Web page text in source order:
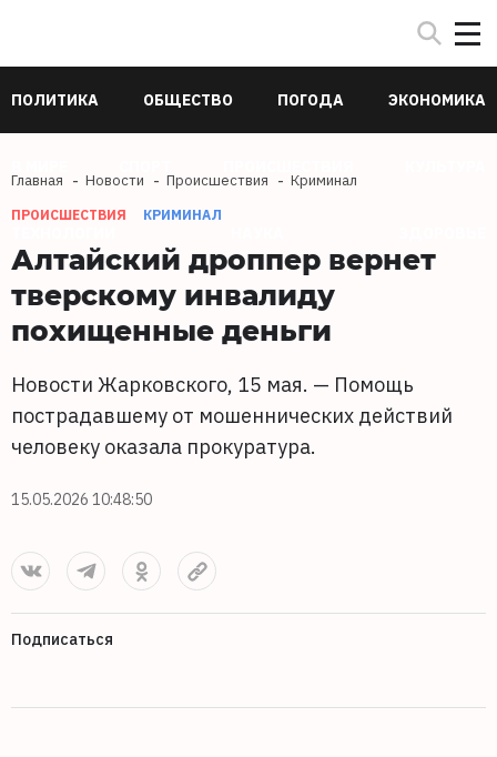
ПОЛИТИКА ОБЩЕСТВО ПОГОДА ЭКОНОМИКА
Главная Новости Происшествия Криминал
ПРОИСШЕСТВИЯ КРИМИНАЛ
Алтайский дроппер вернет
тверскому инвалиду
похищенные деньги
Новости Жарковского, 15 мая. — Помощь
пострадавшему от мошеннических действий
человеку оказала прокуратура.
15.05.2026 10:48:50
Подписаться